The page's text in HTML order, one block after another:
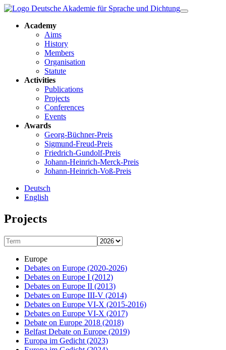
Academy
Aims
History
Members
Organisation
Statute
Activities
Publications
Projects
Conferences
Events
Awards
Georg-Büchner-Preis
Sigmund-Freud-Preis
Friedrich-Gundolf-Preis
Johann-Heinrich-Merck-Preis
Johann-Heinrich-Voß-Preis
Deutsch
English
Projects
Europe
Debates on Europe (2020-2026)
Debates on Europe I (2012)
Debates on Europe II (2013)
Debates on Europe III-V (2014)
Debates on Europe VI-X (2015-2016)
Debates on Europe VI-X (2017)
Debate on Europe 2018 (2018)
Belfast Debate on Europe (2019)
Europa im Gedicht (2023)